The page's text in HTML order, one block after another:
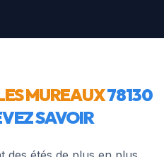
MUREAUX78130
SAVOIR